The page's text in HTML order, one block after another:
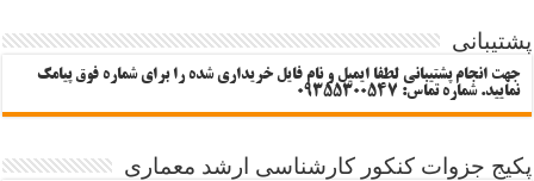
پشتیبانی
جهت انجام پشتیبانی لطفا ایمیل و نام فایل خریداری شده را برای شماره فوق پیامک
نمایید. شماره تماس: 09355300547
پکیج جزوات کنکور کارشناسی ارشد معماری